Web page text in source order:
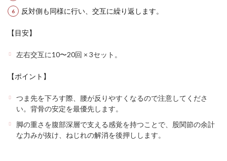
反対側も同様に行い、交互に繰り返します。
【目安】
左右交互に10〜20回 × 3セット。
【ポイント】
つま先を下ろす際、腰が反りやすくなるので注意してくださ
い。背骨の安定を最優先します。
脚の重さを腹部深層で支える感覚を持つことで、股関節の余計
な力みが抜け、ねじれの解消を後押しします。